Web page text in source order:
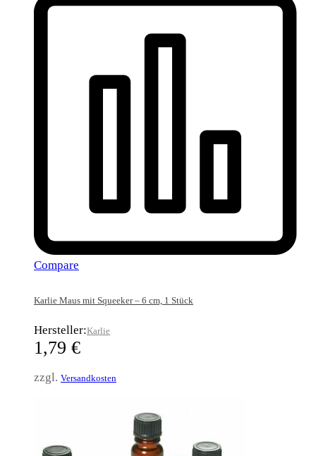
Compare
Karlie Maus mit Squeeker – 6 cm, 1 Stück
Hersteller:Karlie
1,79 €
zzgl. Versandkosten